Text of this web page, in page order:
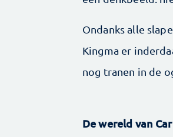
Ondanks alle
Kingma er
nog tranen in de
De wereld van